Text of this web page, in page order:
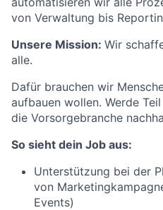
von Verwaltung bis
Unsere Mission: Wir
alle.
Dafür brauchen wir
aufbauen wollen. Werde
die Vorsorgebranche
So sieht dein Job aus:
Unterstützung bei der
von
Events)